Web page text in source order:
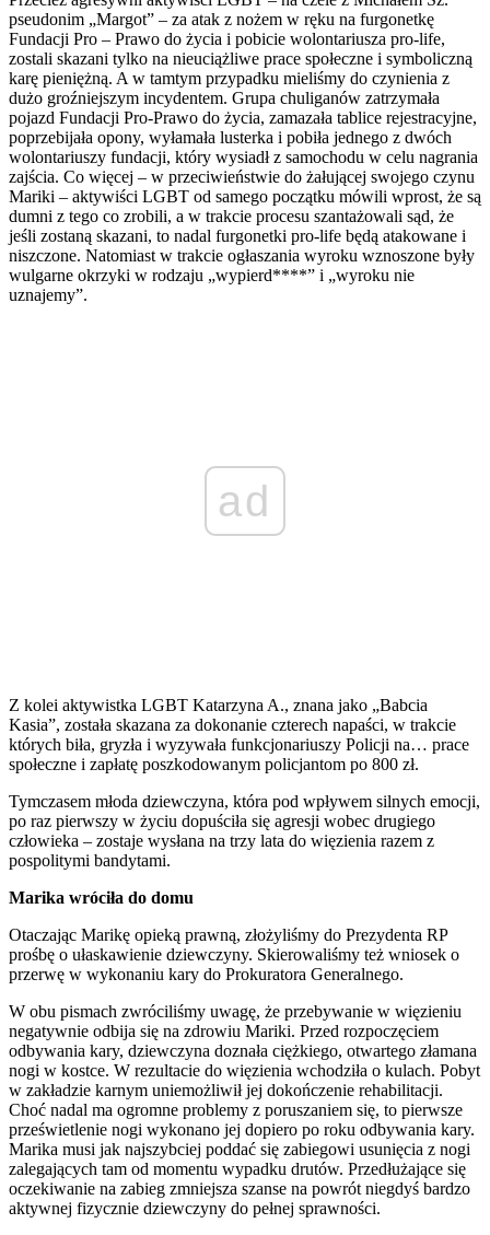
pseudonim „Margot” – za atak z nożem w ręku na furgonetkę
Fundacji Pro – Prawo do życia i pobicie wolontariusza pro-life,
zostali skazani tylko na nieuciążliwe prace społeczne i symboliczną
karę pieniężną. A w tamtym przypadku mieliśmy do czynienia z
dużo groźniejszym incydentem. Grupa chuliganów zatrzymała
pojazd Fundacji Pro-Prawo do życia, zamazała tablice rejestracyjne,
poprzebijała opony, wyłamała lusterka i pobiła jednego z dwóch
wolontariuszy fundacji, który wysiadł z samochodu w celu nagrania
zajścia. Co więcej – w przeciwieństwie do żałującej swojego czynu
Mariki – aktywiści LGBT od samego początku mówili wprost, że są
dumni z tego co zrobili, a w trakcie procesu szantażowali sąd, że
jeśli zostaną skazani, to nadal furgonetki pro-life będą atakowane i
niszczone. Natomiast w trakcie ogłaszania wyroku wznoszone były
wulgarne okrzyki w rodzaju „wypierd****” i „wyroku nie
uznajemy”.
ad
Z kolei aktywistka LGBT Katarzyna A., znana jako „Babcia
Kasia”, została skazana za dokonanie czterech napaści, w trakcie
których biła, gryzła i wyzywała funkcjonariuszy Policji na… prace
społeczne i zapłatę poszkodowanym policjantom po 800 zł.
Tymczasem młoda dziewczyna, która pod wpływem silnych emocji,
po raz pierwszy w życiu dopuściła się agresji wobec drugiego
człowieka – zostaje wysłana na trzy lata do więzienia razem z
pospolitymi bandytami.
Marika wróciła do domu
Otaczając Marikę opieką prawną, złożyliśmy do Prezydenta RP
prośbę o ułaskawienie dziewczyny. Skierowaliśmy też wniosek o
przerwę w wykonaniu kary do Prokuratora Generalnego.
W obu pismach zwróciliśmy uwagę, że przebywanie w więzieniu
negatywnie odbija się na zdrowiu Mariki. Przed rozpoczęciem
odbywania kary, dziewczyna doznała ciężkiego, otwartego złamana
nogi w kostce. W rezultacie do więzienia wchodziła o kulach. Pobyt
w zakładzie karnym uniemożliwił jej dokończenie rehabilitacji.
Choć nadal ma ogromne problemy z poruszaniem się, to pierwsze
prześwietlenie nogi wykonano jej dopiero po roku odbywania kary.
Marika musi jak najszybciej poddać się zabiegowi usunięcia z nogi
zalegających tam od momentu wypadku drutów. Przedłużające się
oczekiwanie na zabieg zmniejsza szanse na powrót niegdyś bardzo
aktywnej fizycznie dziewczyny do pełnej sprawności.